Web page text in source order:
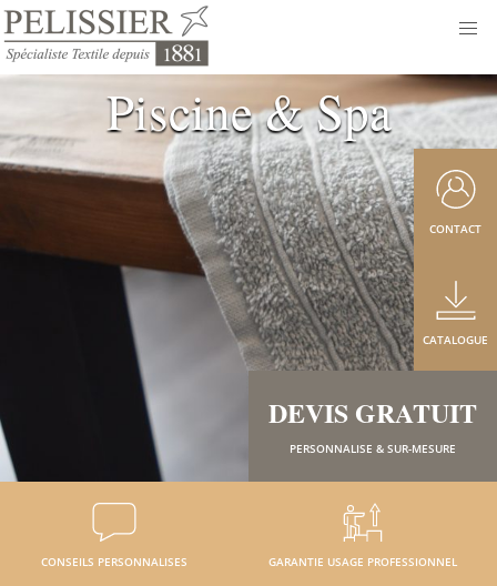
Piscine & Spa
CONSEILS PERSONNALISES GARANTIE USAGE PROFESSIONNEL
DEVIS GRATUIT
PERSONNALISE & SUR-MESURE
CATALOGUE
CONTACT